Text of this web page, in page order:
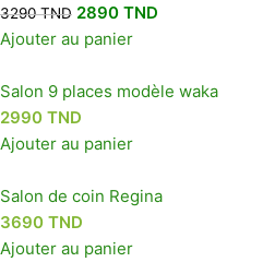
3290TND 2890 TND
Ajouter au panier
Salon 9 places modèle waka
2990 TND
Ajouter au panier
Salon de coin Regina
3690 TND
Ajouter au panier